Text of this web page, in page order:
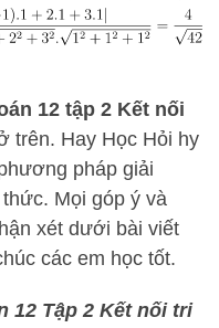
12 tập 2 Kết nối
trên. Hay Học Hỏi hy
pháp giải
Mọi góp ý và
xét dưới bài viết
các em học tốt.
12 Tập 2 Kết nối tri